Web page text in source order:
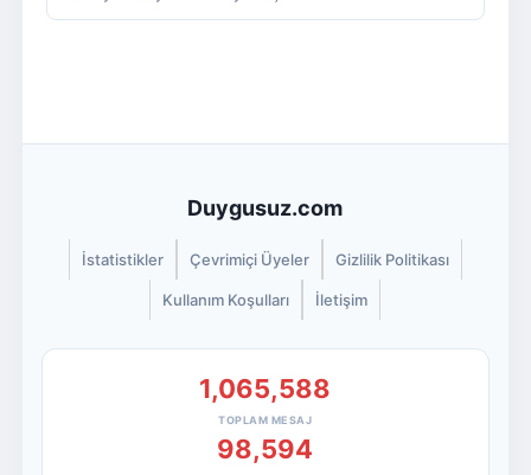
Duygusuz.com
İstatistikler Çevrimiçi Üyeler Gizlilik Politikası
Kullanım Koşulları İletişim
1,065,588
TOPLAM MESAJ
98,594